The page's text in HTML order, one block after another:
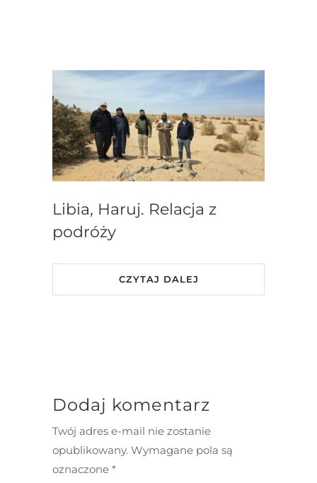
Libia, Haruj. Relacja z
podróży
CZYTAJ DALEJ
Dodaj komentarz
Twój adres e-mail nie zostanie
opublikowany. Wymagane pola są
oznaczone *